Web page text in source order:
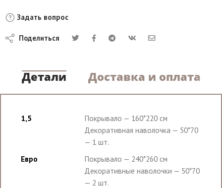
Задать вопрос
Поделиться
Детали Доставка и оплата
1,5
Покрывало — 160*220 см
Декоративная наволочка — 50*70
— 1 шт.
Евро
Покрывало — 240*260 см
Декоративные наволочки — 50*70
— 2 шт.